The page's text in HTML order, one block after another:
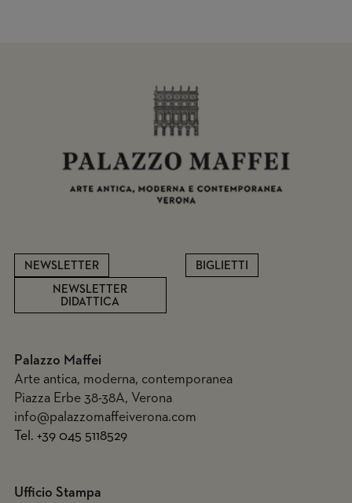
NEWSLETTER
NEWSLETTER
DIDATTICA
BIGLIETTI
Palazzo Maffei
Arte antica, moderna, contemporanea
Piazza Erbe 38-38A, Verona
info@palazzomaffeiverona.com
Tel. +39 045 5118529
Ufficio Stampa